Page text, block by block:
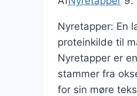
Nyretapper: En
proteinkilde til
Nyretapper er
stammer fra
for sin møre